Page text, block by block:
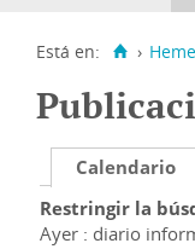
Está en: ›
Calendario
Restringir la
Ayer : diario